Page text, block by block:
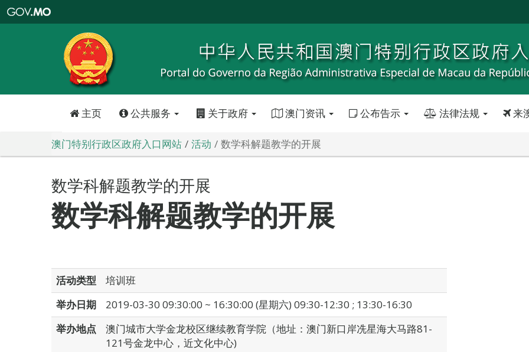
特
政
区
政
口
主页 公共服务 关于政府 澳门资讯 公布告示 法律法规 来
澳门特别行政区政府入口网站 活动 数学科解题教学的开展
数学科解题教学的开展
数学科解题教学的开展
活动类型
培训班
举办日期
2019-03-30 09:30:00 ~ 16:30:00 (星期六) 09:30-12:30 ; 13:30-16:30
举办地点
澳门城市大学金龙校区继续教育学院（地址：澳门新口岸冼星海大马路81-
121号金龙中心，近文化中心)